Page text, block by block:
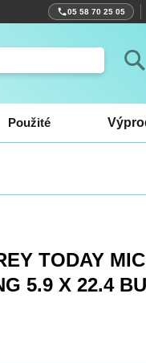
05 58 70 25 05
Použité
TODAY
5.9 X 22.4